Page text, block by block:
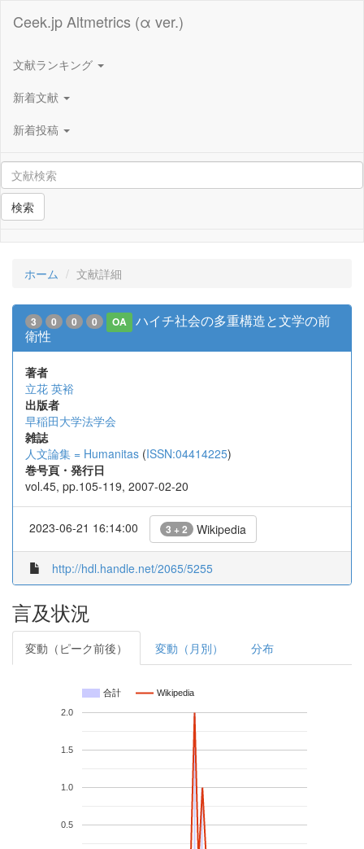
Ceek.jp Altmetrics (α ver.)
文献ランキング
新着文献
新着投稿
検索
ホーム 文献詳細
3 0 0 0 OA
ハイチ社会の多重構造と文学の前
衛性
著者
立花 英裕
出版者
早稲田大学法学会
雑誌
人文論集 = Humanitas (ISSN:04414225)
巻号頁・発行日
vol.45, pp.105-119, 2007-02-20
2023-06-21 16:14:00 3 + 2 Wikipedia
http://hdl.handle.net/2065/5255
言及状況
変動（ピーク前後） 変動（月別） 分布
合計 Wikipedia
0.5
1.0
1.5
2.0